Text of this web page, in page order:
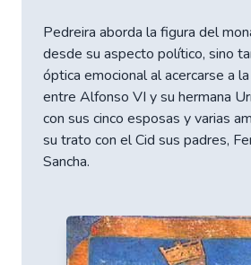
Pedreira aborda la figura del
desde su aspecto político, sino
óptica emocional al acercarse a
entre Alfonso VI y su hermana
con sus cinco esposas y varias
su trato con el Cid sus padres,
Sancha.